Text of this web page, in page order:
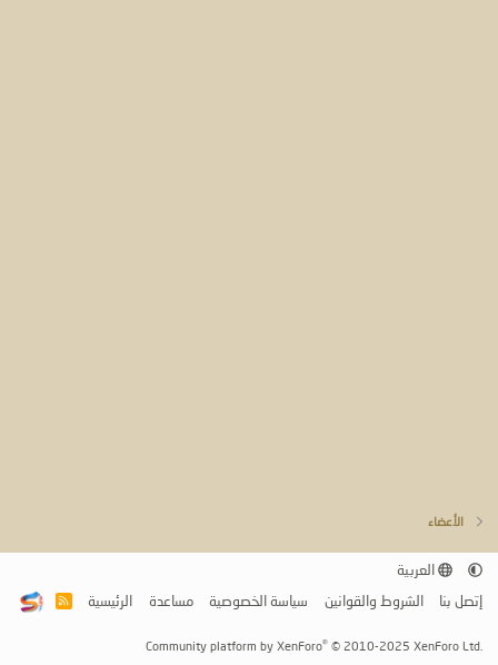
الأعضاء
العربية
إتصل بنا
الشروط والقوانين سياسة الخصوصية مساعدة الرئيسية
R
Community platform by XenForo® © 2010-2025 XenForo Ltd.